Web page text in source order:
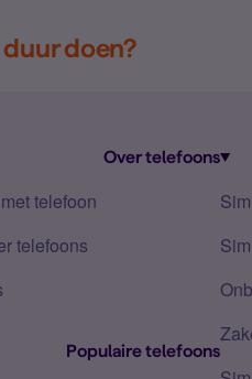
doen?
Over telefoons
telefoon
telefoons
Populaire telefoons